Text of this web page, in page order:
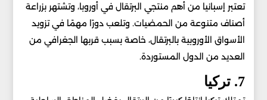
تعتبر إسبانيا من أهم منتجي البرتقال في أوروبا، وتشتهر بزراعة
أصناف متنوعة من الحمضيات. وتلعب دورًا مهمًا في تزويد
الأسواق الأوروبية بالبرتقال، خاصة بسبب قربها الجغرافي من
العديد من الدول المستوردة.
7. تركيا